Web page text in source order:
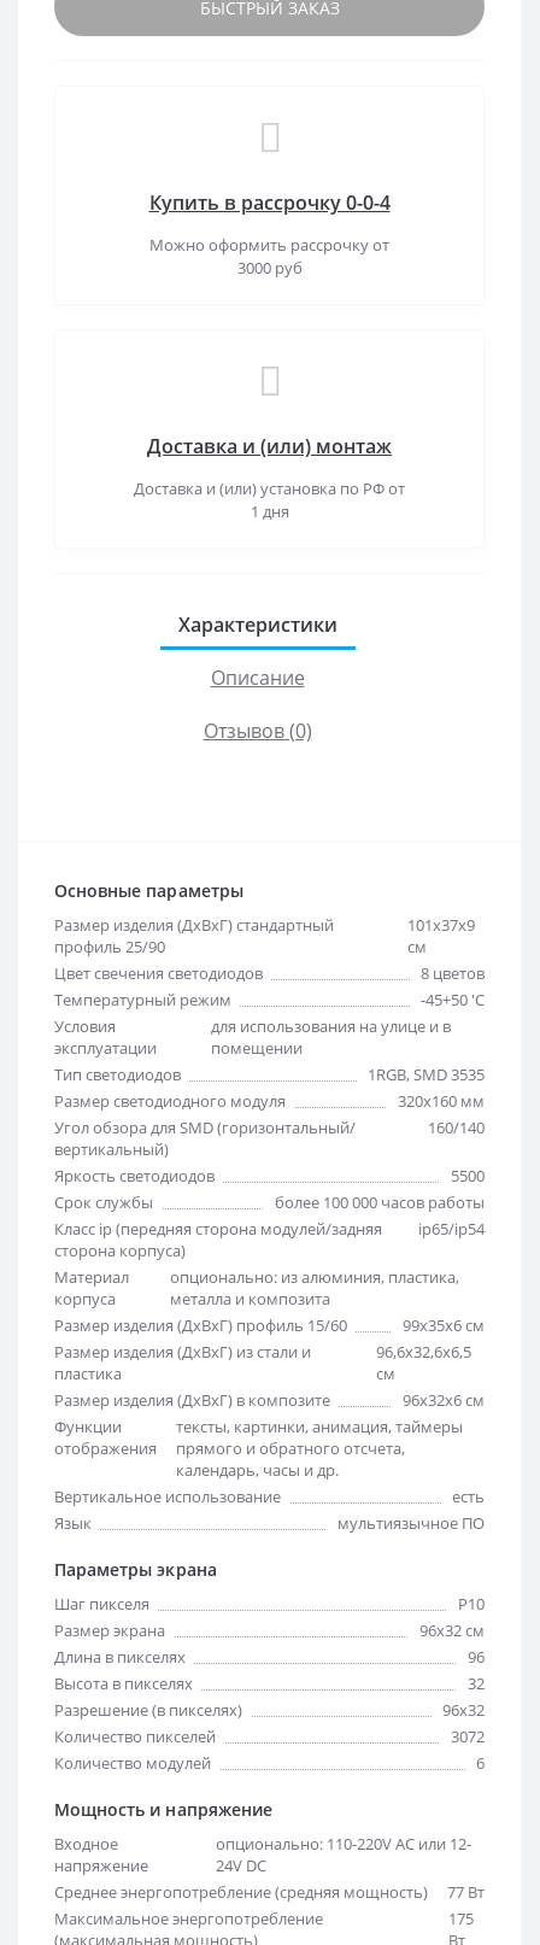
БЫСТРЫЙ ЗАКАЗ
Купить в рассрочку 0-0-4
Можно оформить рассрочку от
3000 руб
Доставка и (или) монтаж
Доставка и (или) установка по РФ от
1 дня
Характеристики
Описание
Отзывов (0)
Основные параметры
Размер изделия (ДхВхГ) стандартный
профиль 25/90
101х37х9
см
Цвет свечения светодиодов
8 цветов
Температурный режим
-45+50 'C
Условия
эксплуатации
для использования на улице и в
помещении
Тип светодиодов
1RGB, SMD 3535
Размер светодиодного модуля
320х160 мм
Угол обзора для SMD (горизонтальный/
вертикальный)
160/140
Яркость светодиодов
5500
Срок службы
более 100 000 часов работы
Класс ip (передняя сторона модулей/задняя
сторона корпуса)
ip65/ip54
Материал
корпуса
опционально: из алюминия, пластика,
металла и композита
Размер изделия (ДхВхГ) профиль 15/60
99х35х6 см
Размер изделия (ДхВхГ) из стали и
пластика
96,6х32,6х6,5
см
Размер изделия (ДхВхГ) в композите
96х32х6 см
Функции
отображения
тексты, картинки, анимация, таймеры
прямого и обратного отсчета,
календарь, часы и др.
Вертикальное использование
есть
Язык
мультиязычное ПО
Параметры экрана
Шаг пикселя
Р10
Размер экрана
96х32 см
Длина в пикселях
96
Высота в пикселях
32
Разрешение (в пикселях)
96x32
Количество пикселей
3072
Количество модулей
6
Мощность и напряжение
Входное
напряжение
опционально: 110-220V AC или 12-
24V DC
Среднее энергопотребление (средняя мощность)
77 Вт
Максимальное энергопотребление
(максимальная мощность)
175
Вт